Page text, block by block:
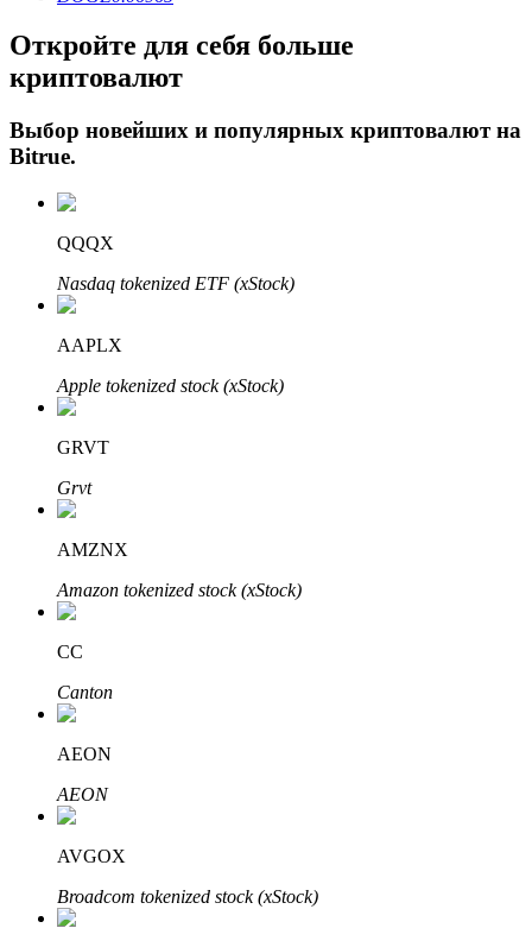
Авто Инвест
Получите долгосрочную прибыль и гибкие проценты
Изучите стейкинг
Узнайте о пассивном доходе
Bitrue
AI
Bitrue Партнеры
Откройте для себя больше
криптовалют
Выбор новейших и популярных криптовалют на
Bitrue.
QQQX
Nasdaq tokenized ETF (xStock)
AAPLX
Apple tokenized stock (xStock)
GRVT
Grvt
AMZNX
Amazon tokenized stock (xStock)
CC
Canton
AEON
AEON
AVGOX
Broadcom tokenized stock (xStock)